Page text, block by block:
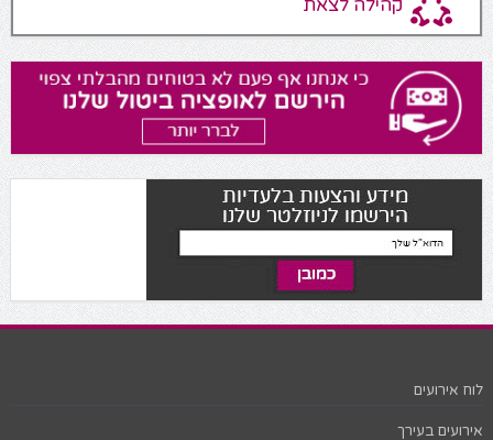
קהילה לצאת
לוח אירועים
אירועים בעירך